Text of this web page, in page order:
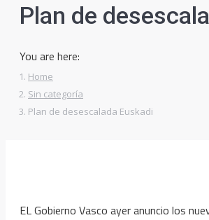
Plan de
You are here:
Home
Sin categoría
Plan de desescalada Euskadi
EL Gobierno Vasco ayer anuncio los